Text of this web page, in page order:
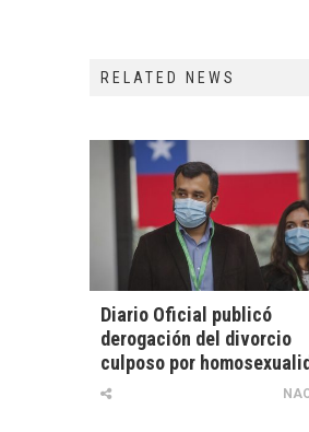
RELATED NEWS
Diario Oficial publicó
derogación del divorcio
culposo por